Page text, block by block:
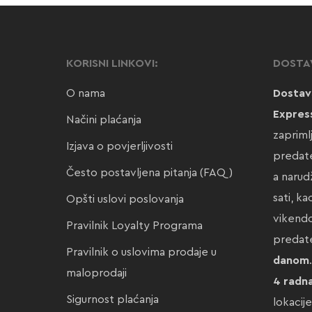
KORISNI LINKOVI:
O nama
Načini plaćanja
Izjava o povjerljivosti
Često postavljena pitanja (FAQ)
Opšti uslovi poslovanja
Pravilnik Loyalty Programa
Pravilnik o uslovima prodaje u
maloprodaji
Sigurnost plaćanja
a
sati,
danom
4